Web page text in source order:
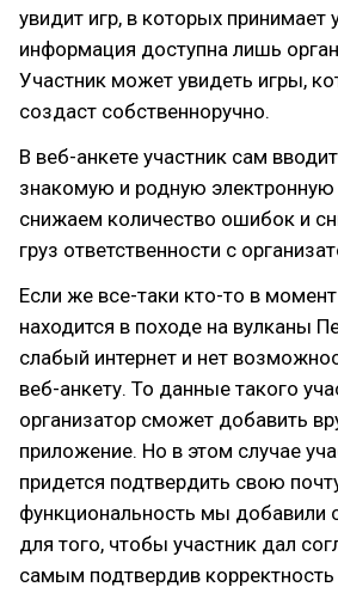
увидит игр, в которых принимает
информация доступна лишь
Участник может увидеть игры,
создаст собственноручно.
В веб-анкете участник сам
знакомую и родную
снижаем количество ошибок и
груз ответственности с
Если же все-таки кто-то в
находится в походе на вулканы
слабый интернет и нет
веб-анкету. То данные такого
организатор сможет добавить
приложение. Но в этом случае
придется подтвердить свою
функциональность мы добавили
для того, чтобы участник дал
самым подтвердив корректность